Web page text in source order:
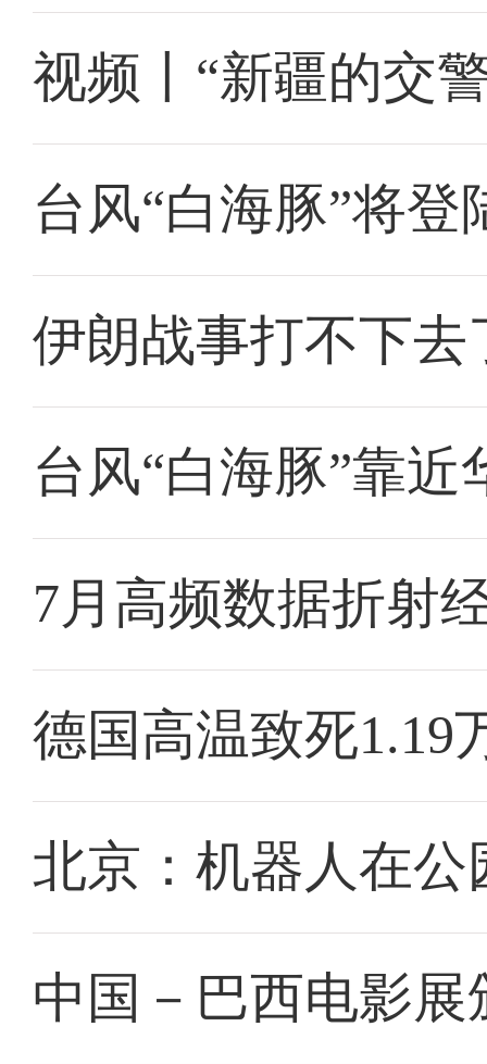
视频丨“新疆的交
台风“白海豚”将
伊朗战事打不下
台风“白海豚”靠近
7月高频数据折射
德国高温致死
北京：机器人在公
中国－巴西电影